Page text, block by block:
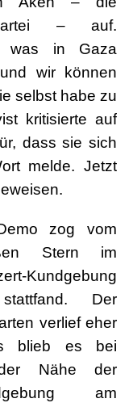
– auf.
was in Gaza
wir können
selbst habe zu
kritisierte auf
dass sie sich
melde. Jetzt
zog vom
Stern im
Kundgebung
Der
verlief eher
blieb es bei
Nähe der
am